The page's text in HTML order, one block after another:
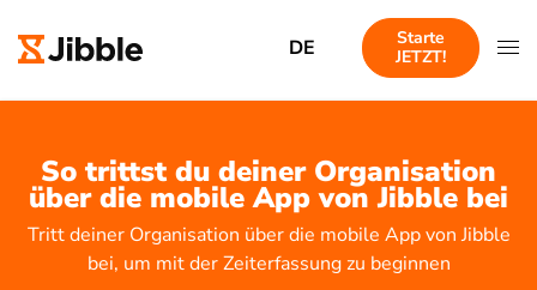
DE
Starte
JETZT!
So trittst du deiner Organisation
über die mobile App von Jibble bei
Tritt deiner Organisation über die mobile App von Jibble
bei, um mit der Zeiterfassung zu beginnen